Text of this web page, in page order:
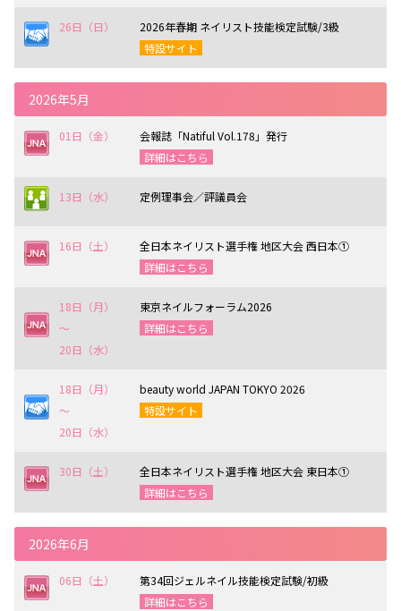
26日（日）
2026年春期 ネイリスト技能検定試験/3級
特設サイト
2026年5月
01日（金）
会報誌「Natiful Vol.178」発行
詳細はこちら
13日（水） 定例理事会／評議員会
16日（土）
全日本ネイリスト選手権 地区大会 西日本①
詳細はこちら
18日（月）
〜
20日（水）
東京ネイルフォーラム2026
詳細はこちら
18日（月）
〜
20日（水）
beauty world JAPAN TOKYO 2026
特設サイト
30日（土）
全日本ネイリスト選手権 地区大会 東日本①
詳細はこちら
2026年6月
06日（土）
第34回ジェルネイル技能検定試験/初級
詳細はこちら